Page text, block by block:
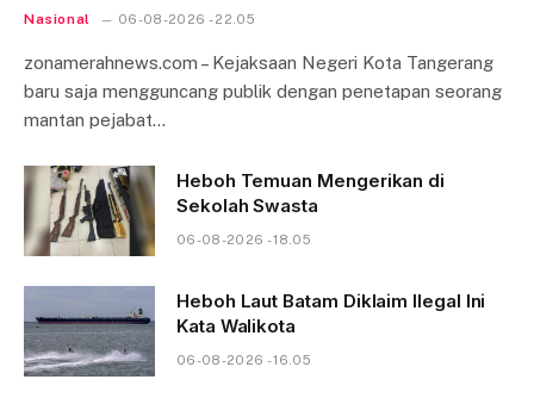
Nasional 06-08-2026 - 22.05
zonamerahnews.com – Kejaksaan Negeri Kota Tangerang
baru saja mengguncang publik dengan penetapan seorang
mantan pejabat…
Heboh Temuan Mengerikan di
Sekolah Swasta
06-08-2026 - 18.05
Heboh Laut Batam Diklaim Ilegal Ini
Kata Walikota
06-08-2026 - 16.05